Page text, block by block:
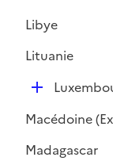
p
l
Libye
Lituanie
D
p
l
Macédoine
Madagascar